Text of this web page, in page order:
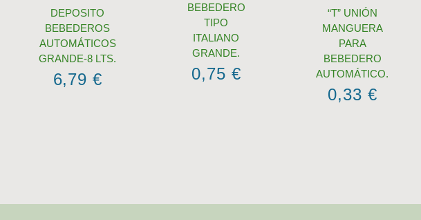
DEPOSITO
BEBEDEROS
AUTOMÁTICOS
GRANDE-8 LTS.
6,79€
BEBEDERO
TIPO
ITALIANO
GRANDE.
0,75 €
“T” UNIÓN
MANGUERA
PARA
BEBEDERO
AUTOMÁTICO.
0,33 €